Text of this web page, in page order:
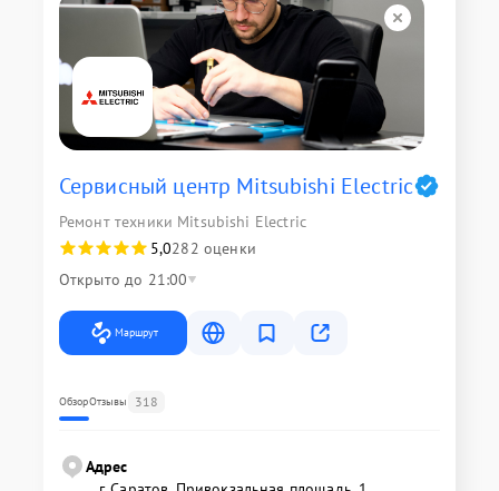
Сервисный центр Mitsubishi Electric
Ремонт техники Mitsubishi Electric
5,0282 оценки
Открыто до 21:00
Маршрут
ОбзорОтзывы 318
Адрес